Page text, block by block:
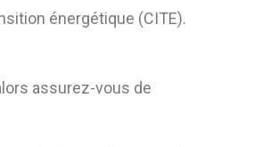
énergétique (CITE).
assurez-vous de